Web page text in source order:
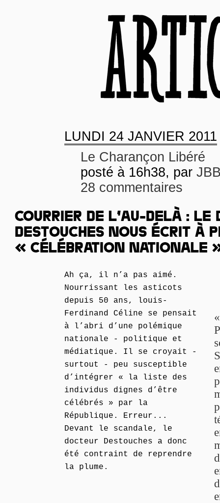
LUNDI 24 JANVIER 2011
Le Charançon Libéré
posté à 16h38, par
28 commentaires
COURRIER DE L’AU-DELÀ : LE
DESTOUCHES NOUS ÉCRIT À
« CÉLÉBRATION NATIONALE
Ah ça, il n’a pas aimé.
Nourrissant les asticots
depuis 50 ans, louis-
Ferdinand Céline se pensait
à l’abri d’une polémique
nationale - politique et
médiatique. Il se croyait -
surtout - peu susceptible
d’intégrer « la liste des
individus dignes d’être
célébrés » par la
République. Erreur...
Devant le scandale, le
docteur Destouches a donc
été contraint de reprendre
la plume.